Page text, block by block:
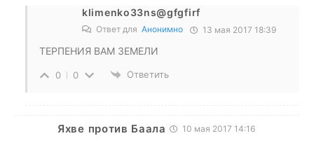
klimenko33ns@gfgfirf
Ответ для Анонимно 13 мая 2017 18:39
ТЕРПЕНИЯ ВАМ ЗЕМЕЛИ
0 0 Ответить
Яхве против Баала 10 мая 2017 14:16